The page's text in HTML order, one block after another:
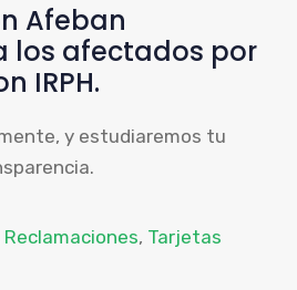
Afeban
los afectados por
IRPH.
y estudiaremos tu
Reclamaciones, Tarjetas